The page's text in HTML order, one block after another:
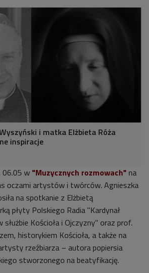
i matka Elżbieta Róża
inspiracje
06.05 w "Muzycznych rozmowach" na
oczami artystów i twórców. Agnieszka
na spotkanie z Elżbietą
płyty Polskiego Radia "Kardynał
Kościoła i Ojczyzny" oraz prof.
historykiem Kościoła, a także na
rzeźbiarza – autora popiersia
stworzonego na beatyfikację.